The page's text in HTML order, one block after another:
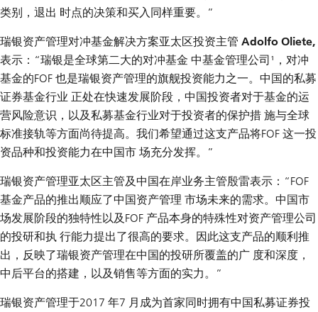
类别，退出 时点的决策和买入同样重要。”
瑞银资产管理对冲基金解决方案亚太区投资主管 Adolfo Oliete,
表示：“瑞银是全球第二大的对冲基金 中基金管理公司¹，对冲
基金的FOF 也是瑞银资产管理的旗舰投资能力之一。中国的私募
证券基金行业 正处在快速发展阶段，中国投资者对于基金的运
营风险意识，以及私募基金行业对于投资者的保护措 施与全球
标准接轨等方面尚待提高。我们希望通过这支产品将FOF 这一投
资品种和投资能力在中国市 场充分发挥。”
瑞银资产管理亚太区主管及中国在岸业务主管殷雷表示：“FOF
基金产品的推出顺应了中国资产管理 市场未来的需求。中国市
场发展阶段的独特性以及FOF 产品本身的特殊性对资产管理公司
的投研和执 行能力提出了很高的要求。因此这支产品的顺利推
出，反映了瑞银资产管理在中国的投研所覆盖的广 度和深度，
中后平台的搭建，以及销售等方面的实力。”
瑞银资产管理于2017 年7 月成为首家同时拥有中国私募证券投